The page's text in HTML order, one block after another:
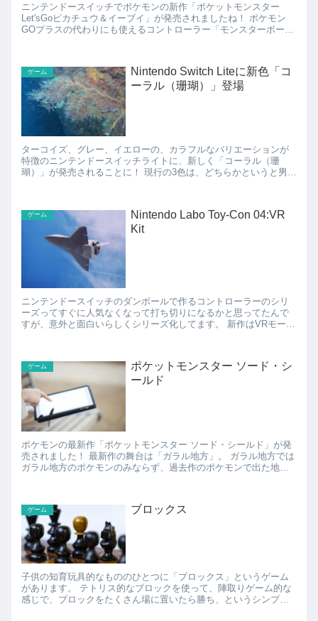
ニンテンドースイッチでポケモンの新作「ポケットモンスター
Let'sGoピカチュウ＆イーブイ」が発売されましたね！ ポケモン
GOプラスの代わりにも使えるコントローラー「モンスターボール
ゲーム
Nintendo Switch Liteに新色「コ
ーラル（珊瑚）」登場
ターコイズ、グレー、イエローの、カラフルなバリエーションが
特徴のニンテンドースイッチライトに、新しく「コーラル（珊
瑚）」が発売されることに！ 現行の3色は、どちらかというと男子
ゲーム
Nintendo Labo Toy-Con 04:VR
Kit
ニンテンドースイッチのダンボールで作るコントローラーのシリ
ーズってすぐに人気なくなって打ち切りになるかと思ってたんで
すが、意外と面白いらしくシリーズ化してます。 新作はVRモード
ゲーム
ポケットモンスター ソード・シ
ールド
ポケモンの最新作「ポケットモンスター ソード・シールド」が発
売されました！ 最新作の舞台は「ガラル地方」。 ガラル地方では
ガラル地方のポケモンのみならず、過去作のポケモンで出た地方
ゲーム ブロックス
子供の知育玩具的なもののひとつに「ブロックス」というゲーム
があります。 テトリス的なブロックを使って、陣取りゲーム的な
感じで、ブロックをたくさん場に置いたら勝ち、というシンプル